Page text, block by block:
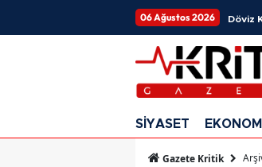
06 Ağustos 2026 Döviz
SİYASET EKONOMİ
Gazete Kritik